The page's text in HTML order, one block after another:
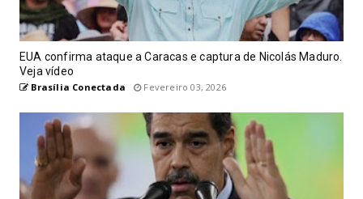
EUA confirma ataque a Caracas e captura de Nicolás Maduro.
Veja vídeo
Brasília Conectada Fevereiro 03, 2026